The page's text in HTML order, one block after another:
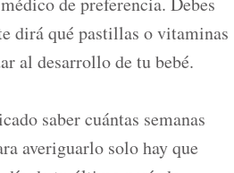
dirá qué pastillas o vitaminas
al desarrollo de tu bebé.
saber cuántas semanas
averiguarlo solo hay que